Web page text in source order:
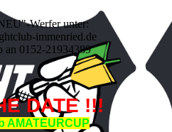
Werfer unter:
immenried.de
an 0152-21934389
DATE !!!
AMATEURCUP